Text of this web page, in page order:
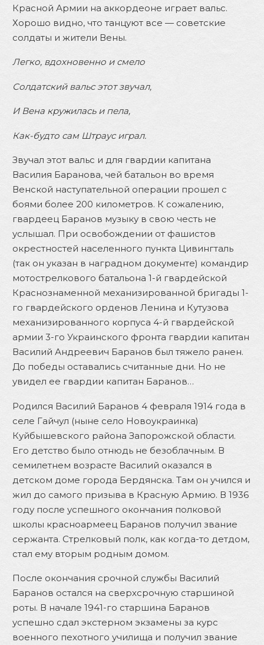
Красной Армии на аккордеоне играет вальс.
Хорошо видно, что танцуют все — советские
солдаты и жители Вены.
Легко, вдохновенно и смело
Солдатский вальс этот звучал,
И Вена кружилась и пела,
Как-будто сам Штраус играл.
Звучал этот вальс и для гвардии капитана
Василия Баранова, чей батальон во время
Венской наступательной операции прошел с
боями более 200 километров. К сожалению,
гвардеец Баранов музыку в свою честь не
услышал. При освобождении от фашистов
окрестностей населенного пункта Цивингталь
(так он указан в наградном документе) командир
мотострелкового батальона 1-й гвардейской
Краснознаменной механизированной бригады 1-
го гвардейского орденов Ленина и Кутузова
механизированного корпуса 4-й гвардейской
армии 3-го Украинского фронта гвардии капитан
Василий Андреевич Баранов был тяжело ранен.
До победы оставались считанные дни. Но не
увидел ее гвардии капитан Баранов…
Родился Василий Баранов 4 февраля 1914 года в
селе Гайчул (ныне село Новоукраинка)
Куйбышевского района Запорожской области.
Его детство было отнюдь не безоблачным. В
семилетнем возрасте Василий оказался в
детском доме города Бердянска. Там он учился и
жил до самого призыва в Красную Армию. В 1936
году после успешного окончания полковой
школы красноармеец Баранов получил звание
сержанта. Стрелковый полк, как когда-то детдом,
стал ему вторым родным домом.
После окончания срочной службы Василий
Баранов остался на сверхсрочную старшиной
роты. В начале 1941-го старшина Баранов
успешно сдал экстерном экзамены за курс
военного пехотного училища и получил звание